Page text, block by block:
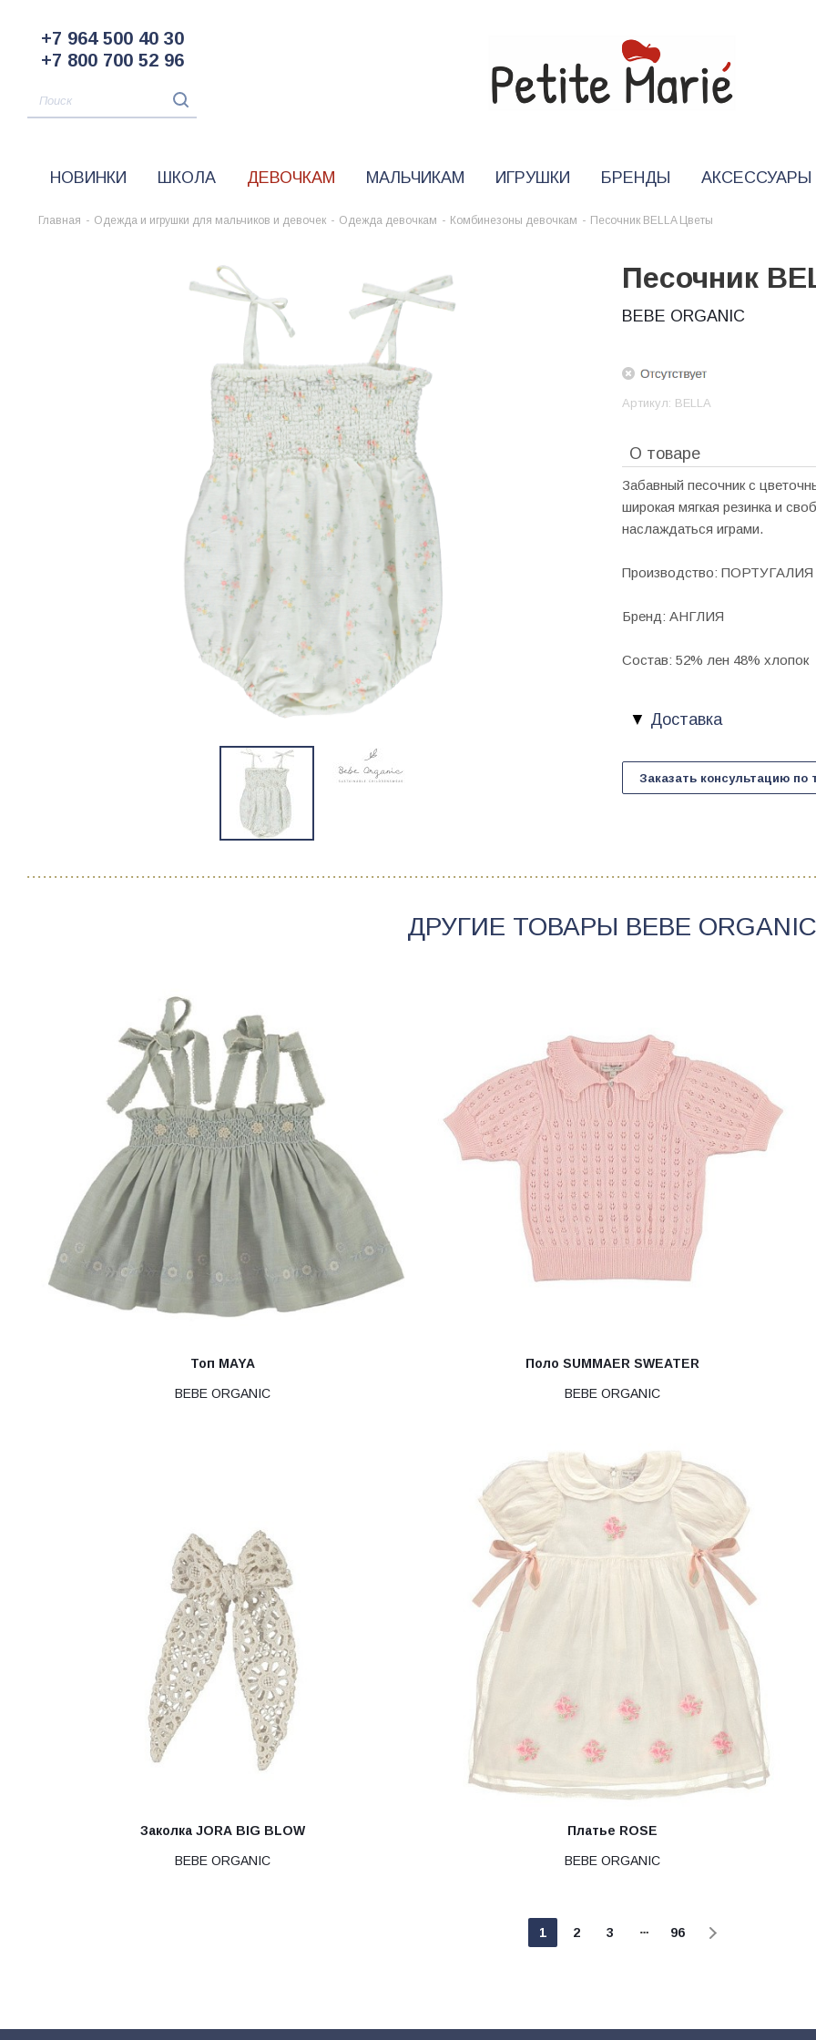
+7 964 500 40 30
+7 800 700 52 96
НОВИНКИ ШКОЛА ДЕВОЧКАМ МАЛЬЧИКАМ ИГРУШКИ БРЕНДЫ АКСЕССУАРЫ
Главная - Одежда и игрушки для мальчиков и девочек - Одежда девочкам - Комбинезоны девочкам - Песочник BELLA Цветы
Песочник
BEBE ORGANIC
Артикул: BELLA
О товаре
Забавный песочник с
широкая мягкая резинка и
наслаждаться играми.
Производство: ПОРТУГАЛИЯ
Бренд: АНГЛИЯ
Состав: 52% лен 48% хлопок
Доставка
Заказать консультацию по
ДРУГИЕ ТОВАРЫ BEBE ORGANIC
Топ MAYA
BEBE ORGANIC
Поло SUMMAER SWEATER
BEBE ORGANIC
Заколка JORA BIG BLOW
BEBE ORGANIC
Платье ROSE
BEBE ORGANIC
1 2 3 96